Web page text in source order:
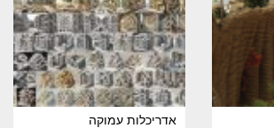
אדריכלות עמוקה